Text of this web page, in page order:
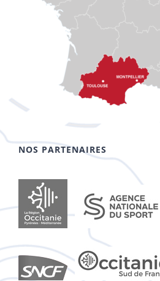
NOS PARTENAIRES